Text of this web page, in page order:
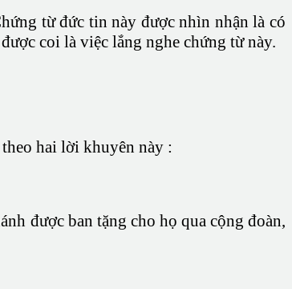
từ đức tin này được nhìn nhận là có
coi là việc lắng nghe chứng từ này.
hai lời khuyên này :
được ban tặng cho họ qua cộng đoàn,